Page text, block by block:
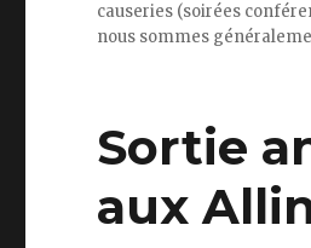
causeries (soirées
nous sommes
Sortie
aux